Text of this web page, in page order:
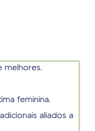
melhores.
feminina.
aliados a